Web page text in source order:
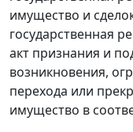
имущество и
государственная
акт признания и
возникновения,
перехода или
имущество в